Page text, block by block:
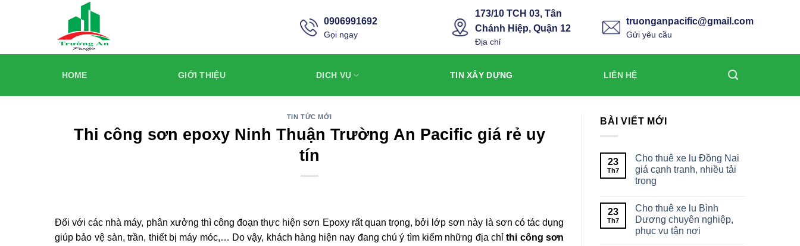
0906991692
Gọi ngay
173/10 TCH 03, Tân
Chánh Hiệp, Quận 12
Địa chỉ
truonganpacific@gmail.com
Gửi yêu cầu
HOME GIỚI THIỆU DỊCH VỤ TIN XÂY DỰNG LIÊN HỆ
TIN TỨC MỚI
Thi công sơn epoxy Ninh Thuận Trường An Pacific giá rẻ uy
tín
Đối với các nhà máy, phân xưởng thì công đoạn thực hiện sơn Epoxy rất quan trọng, bởi lớp sơn này là sơn có tác dụng
giúp bảo vệ sàn, trần, thiết bị máy móc,… Do vậy, khách hàng hiện nay đang chú ý tìm kiếm những địa chỉthi công sơn
BÀI VIẾT MỚI
23
Th7
Cho thuê xe lu Đồng Nai
giá cạnh tranh, nhiều tải
trọng
23
Th7
Cho thuê xe lu Bình
Dương chuyên nghiệp,
phục vụ tận nơi